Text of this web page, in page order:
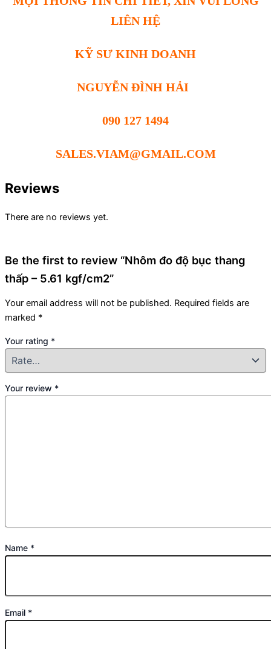
LIÊN HỆ
KỸ SƯ KINH DOANH
NGUYỄN ĐÌNH HẢI
090 127 1494
SALES.VIAM@GMAIL.COM
Reviews
There are no reviews yet.
Be the first to review “Nhôm đo độ bục thang
thấp – 5.61 kgf/cm2”
Your email address will not be published. Required fields are
marked *
Your rating *
Your review *
Name *
Email *